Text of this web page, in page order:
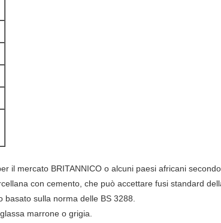
il mercato BRITANNICO o alcuni paesi africani
con cemento, che può accettare fusi standard
sulla norma delle BS 3288.
marrone o grigia.